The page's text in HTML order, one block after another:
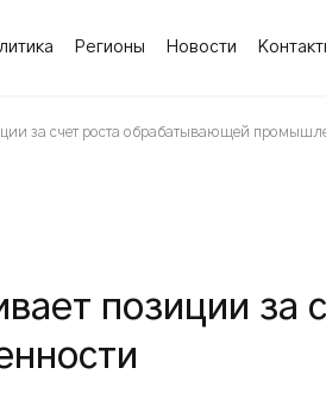
Регионы Новости
за счет роста обрабатывающей
позиции за